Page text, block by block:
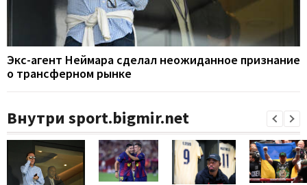
Экс-агент Неймара сделал неожиданное признание
о трансферном рынке
Внутри sport.bigmir.net